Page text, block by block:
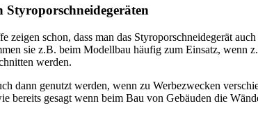
Styroporschneidegeräten
zeigen schon, dass man das Styroporschneidegerät
sie z.B. beim Modellbau häufig zum Einsatz, wenn
werden.
dann genutzt werden, wenn zu Werbezwecken
bereits gesagt wenn beim Bau von Gebäuden die